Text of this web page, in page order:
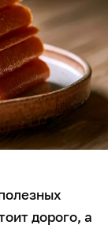
дорого, а